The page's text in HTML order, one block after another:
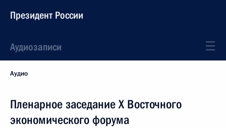
Президент России
Аудиозаписи
Аудио
Пленарное заседание X Восточного
экономического форума